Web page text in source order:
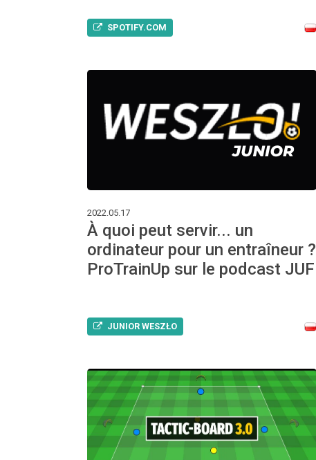
SPOTIFY.COM
2022.05.17
À quoi peut servir... un
ordinateur pour un entraîneur ?
ProTrainUp sur le podcast JUF
JUNIOR WESZŁO